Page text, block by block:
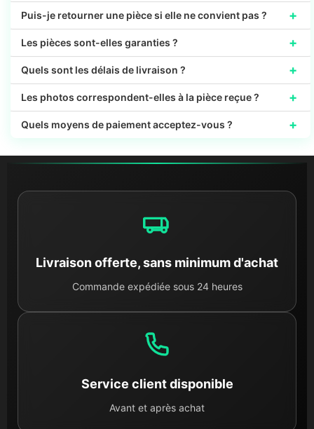
Puis-je retourner une pièce si elle ne convient pas ? +
Les pièces sont-elles garanties ? +
Quels sont les délais de livraison ? +
Les photos correspondent-elles à la pièce reçue ? +
Quels moyens de paiement acceptez-vous ? +
Livraison offerte, sans minimum d'achat
Commande expédiée sous 24 heures
Service client disponible
Avant et après achat